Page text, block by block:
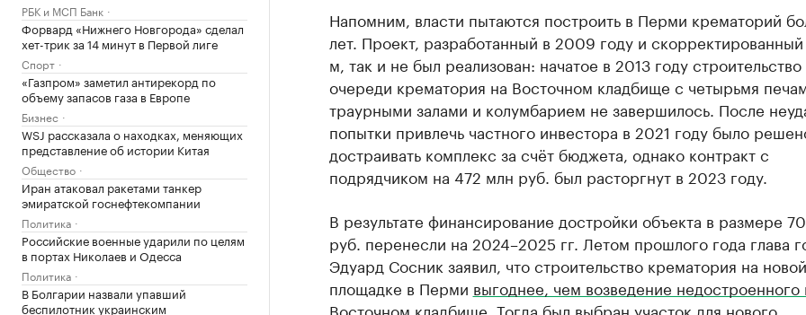
РБК и МСП Банк
Форвард «Нижнего Новгорода» сделал
хет-трик за 14 минут в Первой лиге
Спорт
«Газпром» заметил антирекорд по
объему запасов газа в Европе
Бизнес
WSJ рассказала о находках, меняющих
представление об истории Китая
Общество
Иран атаковал ракетами танкер
эмиратской госнефтекомпании
Политика
Российские военные ударили по целям
в портах Николаев и Одесса
Политика
В Болгарии назвали упавший
беспилотник украинским
Напомним, власти пытаются построить в Перми крематорий
лет. Проект, разработанный в 2009 году и
м, так и не был реализован: начатое в 2013 году
очереди крематория на Восточном кладбище с четырьмя
траурными залами и колумбарием не завершилось. После
попытки привлечь частного инвестора в 2021 году было
достраивать комплекс за счёт бюджета, однако контракт с
подрядчиком на 472 млн руб. был расторгнут в 2023 году.
В результате финансирование достройки объекта в размере
руб. перенесли на 2024–2025 гг. Летом прошлого года глава
Эдуард Сосник заявил, что строительство крематория на новой
площадке в Перми выгоднее, чем возведение недостроенного
Восточном кладбище . Тогда был выбран участок для нового